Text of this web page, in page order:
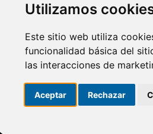
Utilizamos
Este sitio web utiliza
funcionalidad básica del
las interacciones de
Aceptar Rechazar